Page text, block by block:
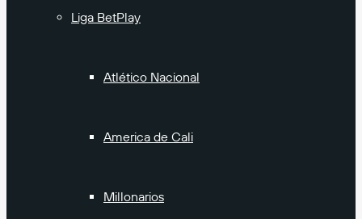
Liga BetPlay
Atlético Nacional
America de Cali
Millonarios